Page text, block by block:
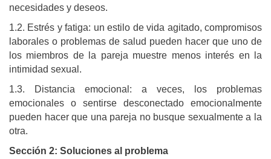
necesidades y deseos.
1.2. Estrés y fatiga: un estilo de vida agitado, compromisos
laborales o problemas de salud pueden hacer que uno de
los miembros de la pareja muestre menos interés en la
intimidad sexual.
1.3. Distancia emocional: a veces, los problemas
emocionales o sentirse desconectado emocionalmente
pueden hacer que una pareja no busque sexualmente a la
otra.
Sección 2: Soluciones al problema